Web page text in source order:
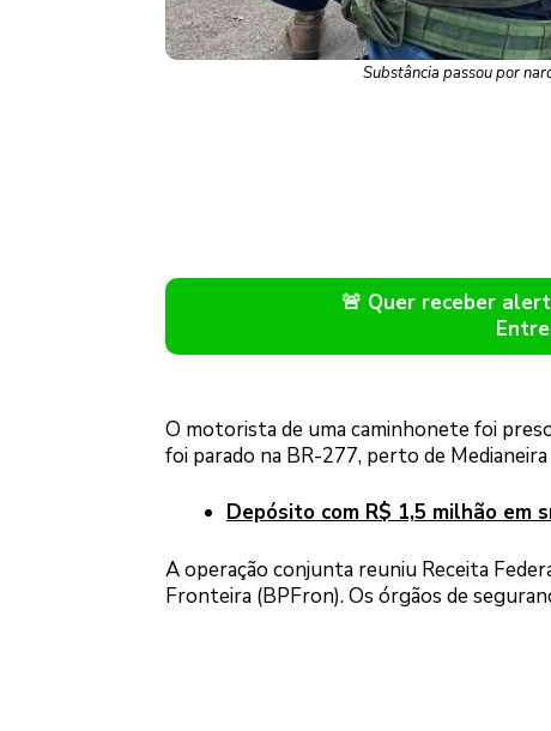
Substância passou por
🚨 Quer receber
O motorista de uma caminhonete foi
foi parado na BR-277, perto de
Depósito com R$ 1,5 milhão
A operação conjunta reuniu Receita
Fronteira (BPFron). Os órgãos de